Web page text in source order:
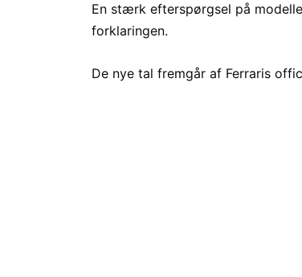
En stærk efterspørgsel på
forklaringen.
De nye tal fremgår af Ferraris